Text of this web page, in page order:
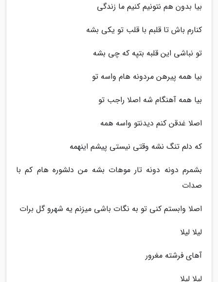
بیا بدون هم نتونیم کنیم ما زندگی
کنارم باش تا قلبم با قلب تو یکی بشه
تو نباشی این قلبه بتپه که چی بشه
بیا همه پیرهن مردونه هام واسه تو
بیا همه آهنگام شه اصلا راجب تو
اصلا غدقن کنم دیدنتو واسه همه
که دلم تنگ نشه وقتی نیستی پیشم اینهمه
بشمرم دونه دونه تار موهات بشه من دلشوره هام کم با
صدات
اصلا وابستم کنی تو به نگات باشی میزنم یه شهرو گل برات
لیلا لیلا
آهای فرشته مغرور
لیلا لیلا